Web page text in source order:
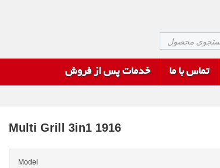
تماس با ما خدمات پس از فروش
Multi Grill 3in1 1916
Model